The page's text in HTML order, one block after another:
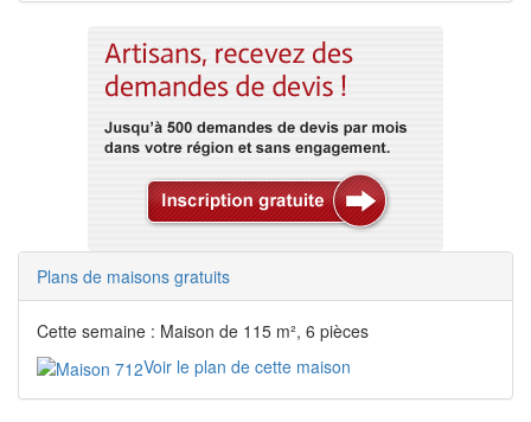
Plans de maisons gratuits
Cette semaine : Maison de 115 m², 6 pièces
Voir le plan de cette maison